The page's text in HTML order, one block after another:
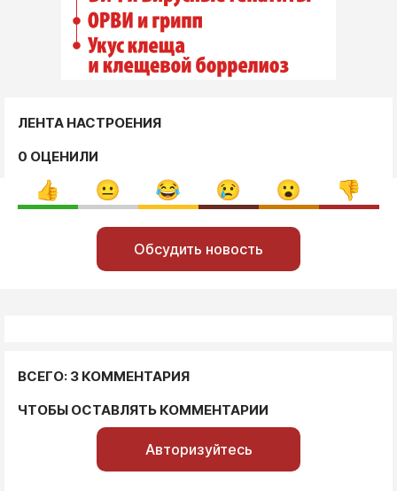
ЛЕНТА НАСТРОЕНИЯ
0 ОЦЕНИЛИ
Обсудить новость
ВСЕГО: 3 КОММЕНТАРИЯ
ЧТОБЫ ОСТАВЛЯТЬ КОММЕНТАРИИ
Авторизуйтесь